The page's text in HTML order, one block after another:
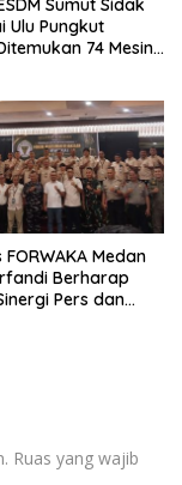
Sumut Sidak
Ulu Pungkut
74 Mesin
Medan
Berharap
Pers dan
Ruas yang wajib